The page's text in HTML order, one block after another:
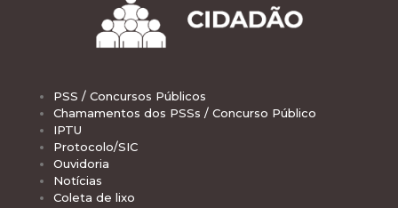
PSS / Concursos Públicos
Chamamentos dos PSSs / Concurso Público
IPTU
Protocolo/SIC
Ouvidoria
Notícias
Coleta de lixo